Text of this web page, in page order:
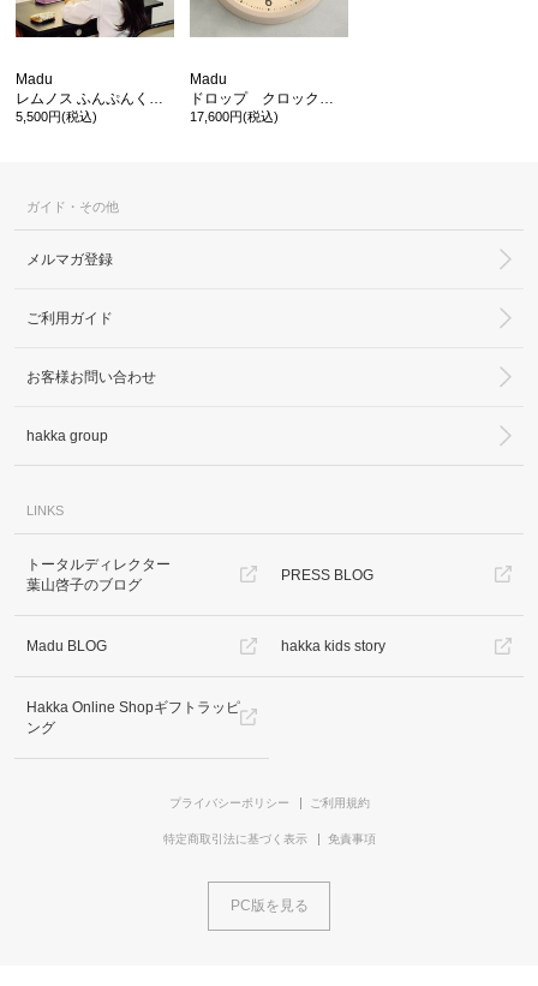
Madu
レムノス ふんぷんくろっく ウィズ カラー フォーテーブル
5,500円(税込)
Madu
ドロップ クロック グレー
17,600円(税込)
ガイド・その他
メルマガ登録
ご利用ガイド
お客様お問い合わせ
hakka group
LINKS
トータルディレクター
葉山啓子のブログ
PRESS BLOG
Madu BLOG hakka kids story
Hakka Online Shopギフトラッピ
ング
プライバシーポリシー ご利用規約
特定商取引法に基づく表示 免責事項
PC版を見る